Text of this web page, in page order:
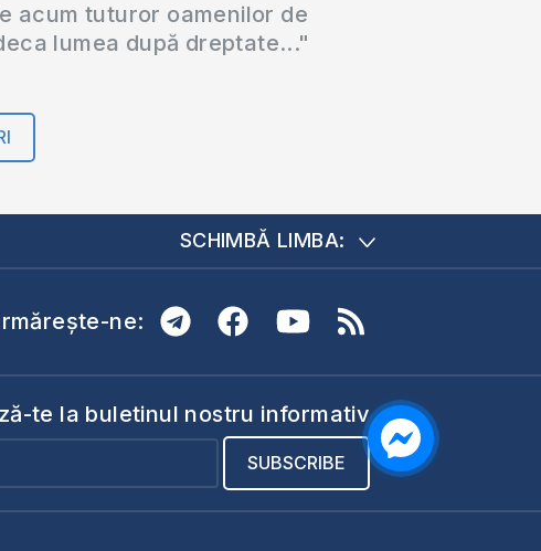
acum tuturor oamenilor de
lumea după dreptate..."
SCHIMBĂ LIMBA:
ne:
te la buletinul nostru informativ